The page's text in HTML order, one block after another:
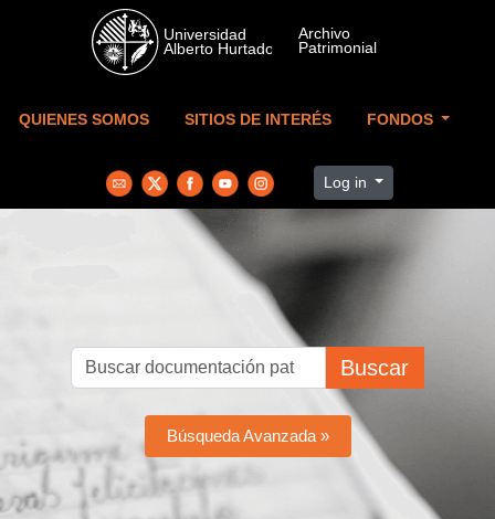
Skip to main content
QUIENES SOMOS SITIOS DE INTERÉS FONDOS
Log in
Buscar
Búsqueda Avanzada »